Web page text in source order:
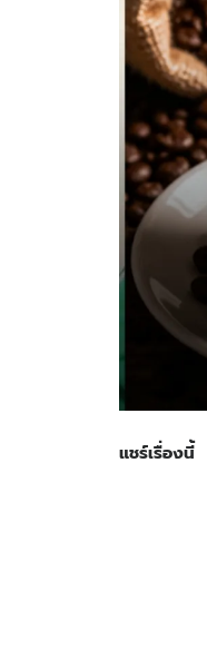
ดาว
สงวนลิขสิทธิ์ ©
แชร์เรื่องนี้